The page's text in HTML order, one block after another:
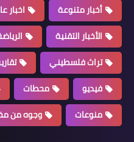
أخبار البص
أخبار متنوعة
اخبار
الأخبار التقنية
تراث فلسطيني
فيديو
محطات
منوعات
وجوه من